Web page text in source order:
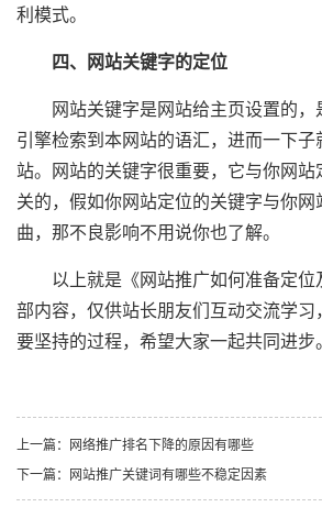
利模式。
四、网站关键字的定位
网站关键字是网站给主页设置的，
引擎检索到本网站的语汇，进而一下
站。网站的关键字很重要，它与你网
关的，假如你网站定位的关键字与你
曲，那不良影响不用说你也了解。
以上就是《网站推广如何准备定位
部内容，仅供站长朋友们互动交流学
要坚持的过程，希望大家一起共同进步。
上一篇：网络推广排名下降的原因有哪些
下一篇：网站推广关键词有哪些不稳定因素